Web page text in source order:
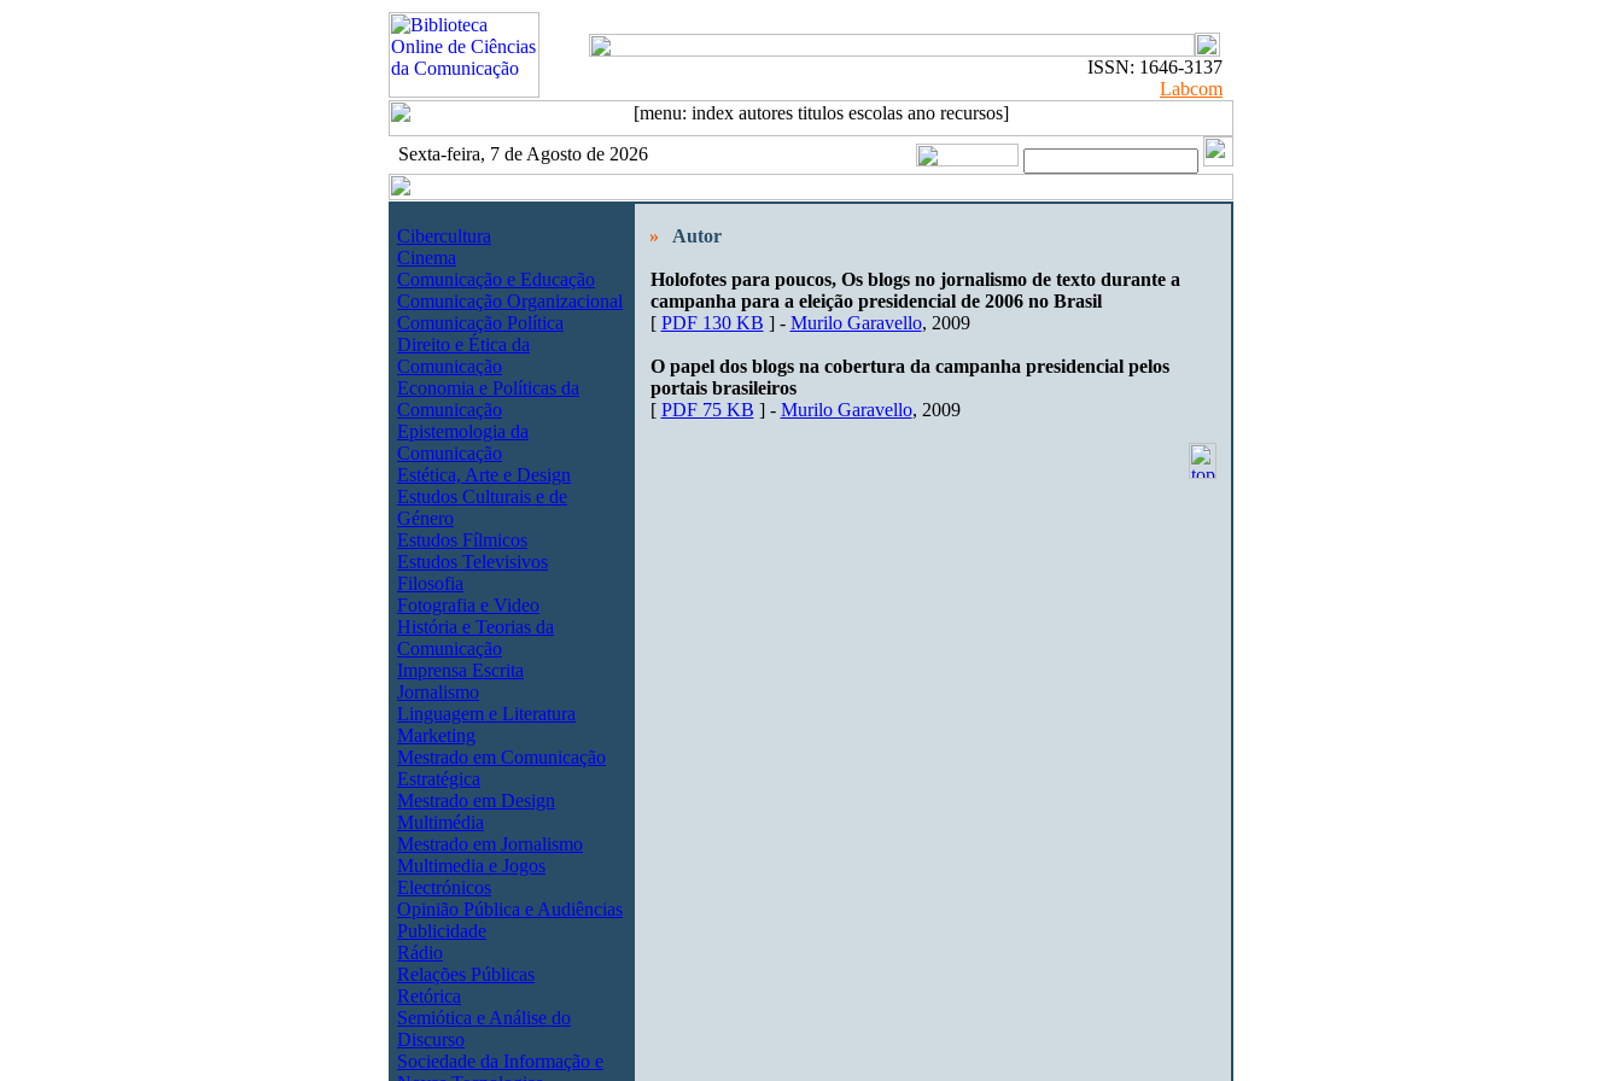
ISSN: 1646-3137
Labcom
Sexta-feira, 7 de Agosto de 2026
Cibercultura
Cinema
Comunicação e Educação
Comunicação Organizacional
Comunicação Política
Direito e Ética da
Comunicação
Economia e Políticas da
Comunicação
Epistemologia da
Comunicação
Estética, Arte e Design
Estudos Culturais e de
Género
Estudos Fílmicos
Estudos Televisivos
Filosofia
Fotografia e Video
História e Teorias da
Comunicação
Imprensa Escrita
Jornalismo
Linguagem e Literatura
Marketing
Mestrado em Comunicação
Estratégica
Mestrado em Design
Multimédia
Mestrado em Jornalismo
Multimedia e Jogos
Electrónicos
Opinião Pública e Audiências
Publicidade
Rádio
Relações Públicas
Retórica
Semiótica e Análise do
Discurso
Sociedade da Informação e
» Autor
Holofotes para poucos, Os blogs no jornalismo de texto durante a
campanha para a eleição presidencial de 2006 no Brasil
[ PDF 130 KB ] - Murilo Garavello, 2009
O papel dos blogs na cobertura da campanha presidencial pelos
portais brasileiros
[ PDF 75 KB ] - Murilo Garavello, 2009